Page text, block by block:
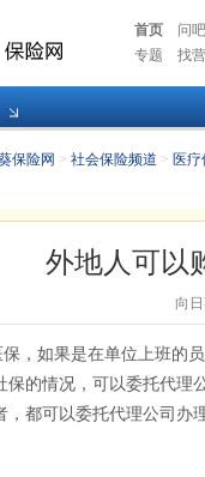
首页 问
专题
找
保险网 > 社会保险频道 > 医
外地人可以
向
保，如果是在单位上班的
保的情况，可以委托代理
，都可以委托代理公司办